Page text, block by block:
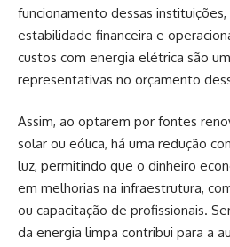
funcionamento dessas
estabilidade financeira e
custos com energia elétrica são
representativas no orçamento
Assim, ao optarem por fontes
solar ou eólica, há uma redução
luz, permitindo que o dinheiro
em melhorias na infraestrutura,
ou capacitação de profissionais.
da energia limpa contribui para a